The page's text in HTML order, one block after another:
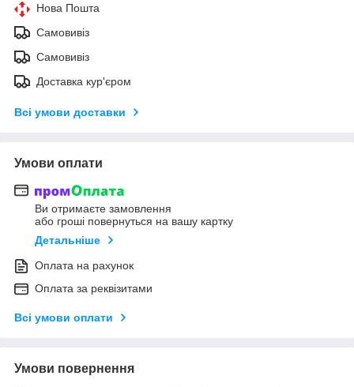
Нова Пошта
Самовивіз
Самовивіз
Доставка кур'єром
Всі умови доставки
Умови оплати
Ви отримаєте замовлення
або гроші повернуться на вашу картку
Детальніше
Оплата на рахунок
Оплата за реквізитами
Всі умови оплати
Умови повернення